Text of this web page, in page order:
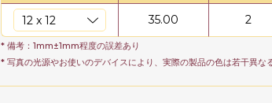
35.00 2
* 備考：1mm±1mm程度の誤差あり
* 写真の光源やお使いのデバイスにより、実際の製品の色は若干異な